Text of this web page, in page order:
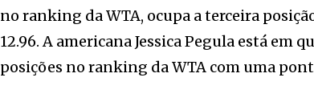
no ranking da WTA, ocupa a terceira
12.96. A americana Jessica Pegula está em
posições no ranking da WTA com uma